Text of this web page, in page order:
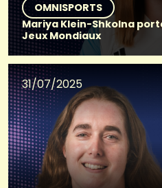
OMNISPORTS
Mariya Klein-Shkolna
Jeux Mondiaux
31/07/2025